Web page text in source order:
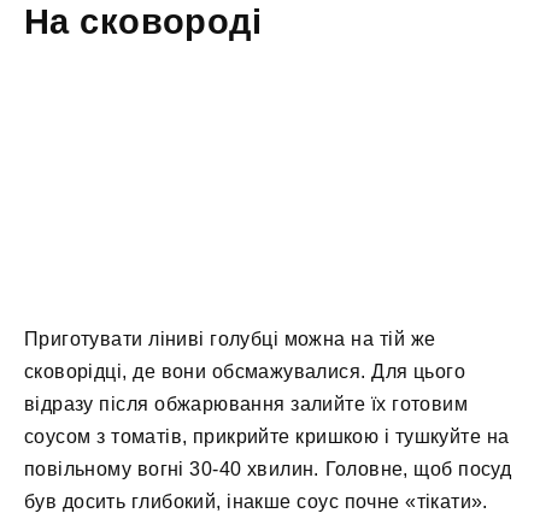
На сковороді
Приготувати ліниві голубці можна на тій же
сковорідці, де вони обсмажувалися. Для цього
відразу після обжарювання залийте їх готовим
соусом з томатів, прикрийте кришкою і тушкуйте на
повільному вогні 30-40 хвилин. Головне, щоб посуд
був досить глибокий, інакше соус почне «тікати».